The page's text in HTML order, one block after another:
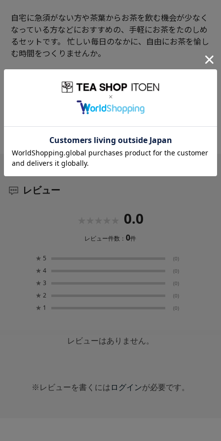
自宅に急須がない方や茶葉からお茶を飲む機会が少なく
なっている方などにおすすめの、手軽にお茶をたのしめ
るセットです。 忙しい毎日のなかに、自由にお茶を愉し
む時間をつくりませんか。
まろやかなコクと甘い香り、飲めば気持ちがはれやかに
なる看板茶です。 やわらかでみずみずしい静岡県産一番
茶を使用。 水色(すいしょく)に優れ、コクと旨みをもつ
茶葉を、絶妙なバランスでブレンドしました。 香りを
より豊かに引き出すために、こだわりの火入れで丹精込
めて仕上げています。
レビュー
0.0
レビュー件数：0件
★ 5 (0)
★ 4 (0)
★ 3 (0)
★ 2 (0)
★ 1 (0)
レビューはありません。
※レビューを書くには ログインが必要です。